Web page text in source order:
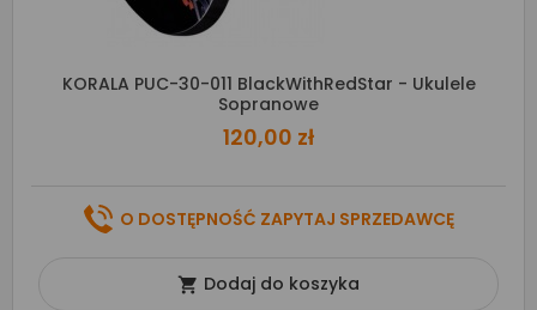
KORALA PUC-30-011 BlackWithRedStar - Ukulele
Sopranowe
120,00 zł
O DOSTĘPNOŚĆ ZAPYTAJ SPRZEDAWCĘ
 Dodaj do koszyka